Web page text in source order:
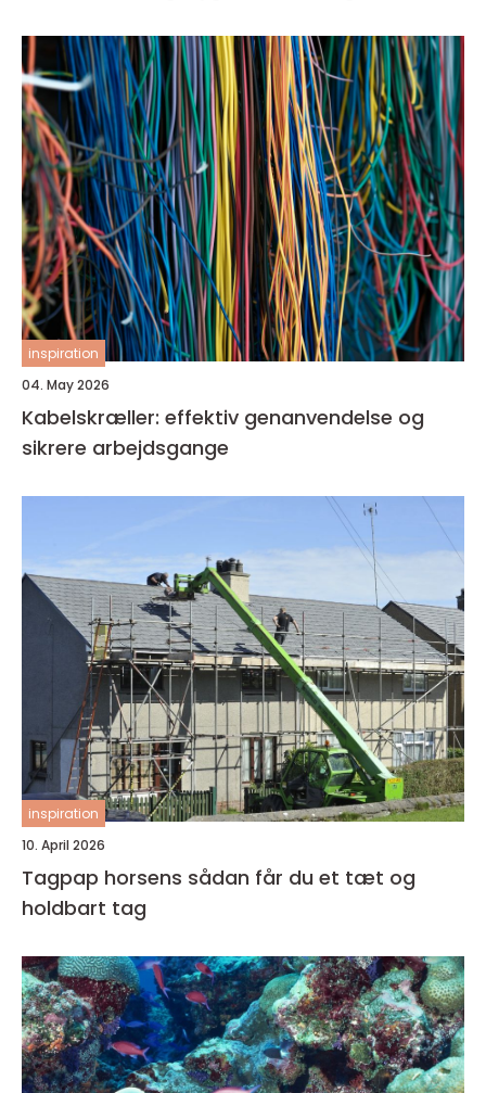
inspiration
04. May 2026
Kabelskræller: effektiv genanvendelse og
sikrere arbejdsgange
inspiration
10. April 2026
Tagpap horsens sådan får du et tæt og
holdbart tag